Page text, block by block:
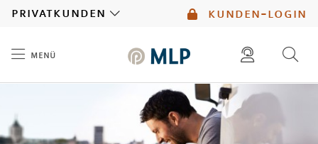
kunden-login
privatkunden
menü
diese website durchsuchen
mlp berater finden